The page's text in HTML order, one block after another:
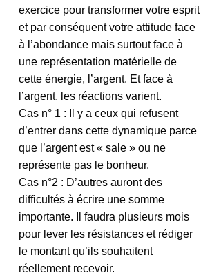
exercice pour transformer votre esprit
et par conséquent votre attitude face
à l’abondance mais surtout face à
une représentation matérielle de
cette énergie, l’argent. Et face à
l’argent, les réactions varient.
Cas n° 1 : Il y a ceux qui refusent
d’entrer dans cette dynamique parce
que l’argent est « sale » ou ne
représente pas le bonheur.
Cas n°2 : D’autres auront des
difficultés à écrire une somme
importante. Il faudra plusieurs mois
pour lever les résistances et rédiger
le montant qu’ils souhaitent
réellement recevoir.